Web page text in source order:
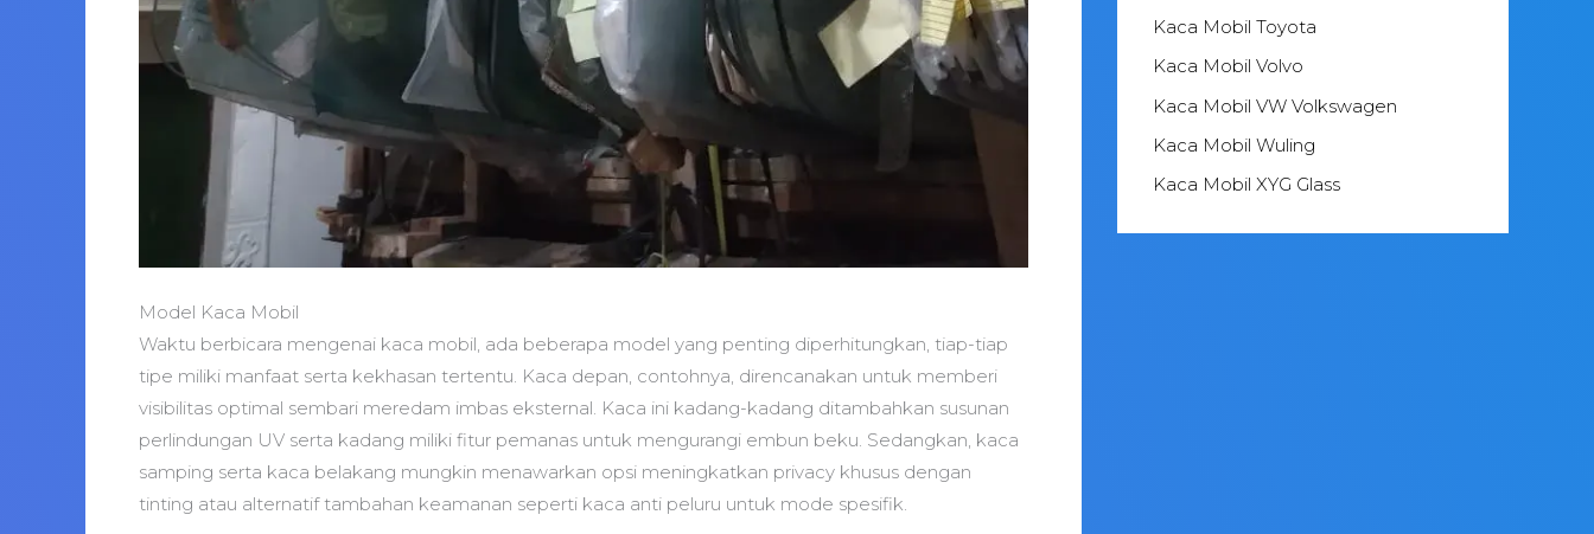
Model Kaca Mobil
Waktu berbicara mengenai kaca mobil, ada beberapa model yang penting diperhitungkan, tiap-tiap
tipe miliki manfaat serta kekhasan tertentu. Kaca depan, contohnya, direncanakan untuk memberi
visibilitas optimal sembari meredam imbas eksternal. Kaca ini kadang-kadang ditambahkan susunan
perlindungan UV serta kadang miliki fitur pemanas untuk mengurangi embun beku. Sedangkan, kaca
samping serta kaca belakang mungkin menawarkan opsi meningkatkan privacy khusus dengan
tinting atau alternatif tambahan keamanan seperti kaca anti peluru untuk mode spesifik.
Kaca Mobil Toyota
Kaca Mobil Volvo
Kaca Mobil VW Volkswagen
Kaca Mobil Wuling
Kaca Mobil XYG Glass